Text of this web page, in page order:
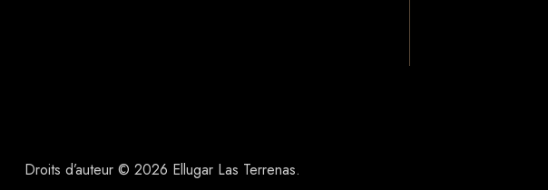
Droits d’auteur © 2026 Ellugar Las Terrenas.